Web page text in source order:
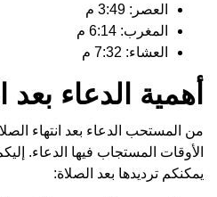
العصر: 3:49 م
المغرب: 6:14 م
العشاء: 7:32 م
أهمية الدعاء بعد
من المستحب الدعاء بعد انتهاء
الأوقات المستجاب فيها الدعاء.
يمكنكم ترديدها بعد الصلاة: